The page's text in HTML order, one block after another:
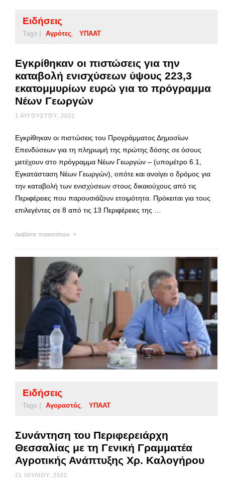
Ειδήσεις
Tags | Αγρότες ΥΠΑΑΤ
Εγκρίθηκαν οι πιστώσεις για την
καταβολή ενισχύσεων ύψους 223,3
εκατομμυρίων ευρώ για το πρόγραμμα
Νέων Γεωργών
1 ΑΥΓΟΎΣΤΟΥ, 2022
Εγκρίθηκαν οι πιστώσεις του Προγράμματος Δημοσίων
Επενδύσεων για τη πληρωμή της πρώτης δόσης σε όσους
μετέχουν στο πρόγραμμα Νέων Γεωργών – (υπομέτρο 6.1,
Εγκατάσταση Νέων Γεωργών), οπότε και ανοίγει ο δρόμος για
την καταβολή των ενισχύσεων στους δικαιούχους από τις
Περιφέρειες που παρουσιάζουν ετοιμότητα. Πρόκειται για τους
επιλεγέντες σε 8 από τις 13 Περιφέρειες της …
Διαβάστε περισσότερα
Ειδήσεις
Tags | Αγοραστός ΥΠΑΑΤ
Συνάντηση του Περιφερειάρχη
Θεσσαλίας με τη Γενική Γραμματέα
Αγροτικής Ανάπτυξης Χρ. Καλογήρου
21 ΙΟΥΛΊΟΥ, 2022